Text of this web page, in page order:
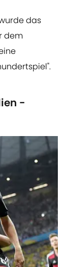
das
dem
-